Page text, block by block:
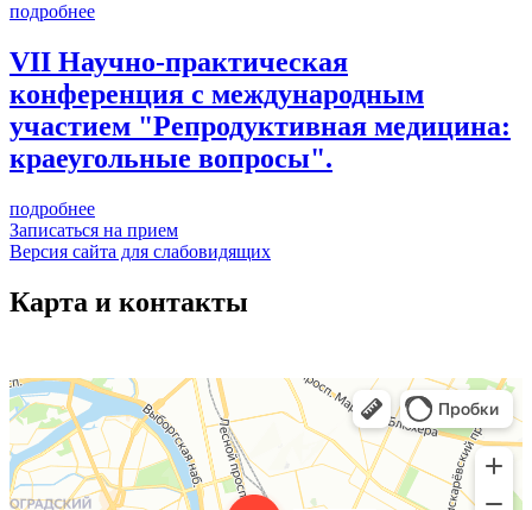
подробнее
VII Научно-практическая
конференция с международным
участием "Репродуктивная медицина:
краеугольные вопросы".
подробнее
Записаться на прием
Версия сайта для слабовидящих
Карта и контакты